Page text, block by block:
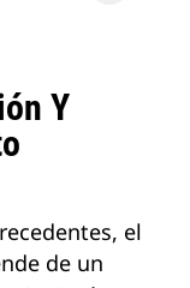
Y
el
de un